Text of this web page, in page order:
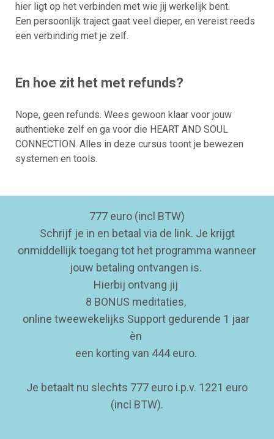
hier ligt op het verbinden met wie jij werkelijk bent.
Een persoonlijk traject gaat veel dieper, en vereist reeds
een verbinding met je zelf.
En hoe zit het met refunds?
Nope, geen refunds. Wees gewoon klaar voor jouw
authentieke zelf en ga voor die HEART AND SOUL
CONNECTION. Alles in deze cursus toont je bewezen
systemen en tools.
777 euro (incl BTW)
Schrijf je in en betaal via de link. Je krijgt
onmiddellijk toegang tot het programma wanneer
jouw betaling ontvangen is.
Hierbij ontvang jij
8 BONUS meditaties,
online tweewekelijks Support gedurende 1 jaar
èn
een korting van 444 euro.
Je betaalt nu slechts 777 euro i.p.v. 1221 euro
(incl BTW).